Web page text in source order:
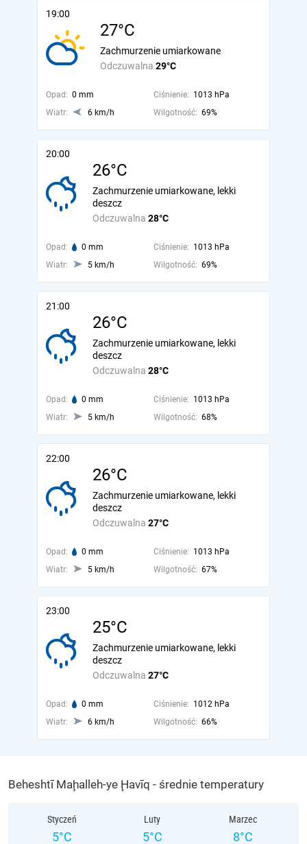
19:00
27°C
Odczuwalna 29°C
Zachmurzenie umiarkowane
Opad: 0 mm Ciśnienie: 1013 hPa
Wiatr:
6 km/h Wilgotność: 69%
20:00
26°C
Odczuwalna 28°C
Zachmurzenie umiarkowane, lekki
deszcz
Opad: 0 mm Ciśnienie: 1013 hPa
Wiatr:
5 km/h Wilgotność: 69%
21:00
26°C
Odczuwalna 28°C
Zachmurzenie umiarkowane, lekki
deszcz
Opad: 0 mm Ciśnienie: 1013 hPa
Wiatr:
5 km/h Wilgotność: 68%
22:00
26°C
Odczuwalna 27°C
Zachmurzenie umiarkowane, lekki
deszcz
Opad: 0 mm Ciśnienie: 1013 hPa
Wiatr:
5 km/h Wilgotność: 67%
23:00
25°C
Odczuwalna 27°C
Zachmurzenie umiarkowane, lekki
deszcz
Opad: 0 mm Ciśnienie: 1012 hPa
Wiatr:
6 km/h Wilgotność: 66%
Beheshtī Maḩalleh-ye Ḩavīq - średnie temperatury
Styczeń
5°C
Luty
5°C
Marzec
8°C